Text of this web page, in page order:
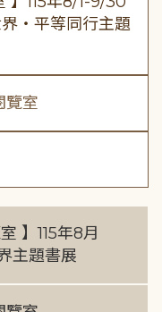
・平等同行主題
覽室
】115年8月
主題書展